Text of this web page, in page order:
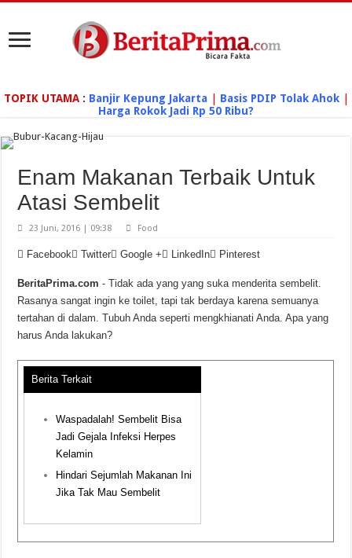
TOPIK UTAMA: Banjir Kepung Jakarta Basis PDIP Tolak Ahok
Harga Rokok Jadi Rp 50 Ribu?
Enam Makanan Terbaik Untuk
Atasi Sembelit
23 Juni, 2016 | 09:38 Food
Facebook Twitter Google + LinkedIn Pinterest
BeritaPrima.com - Tidak ada yang yang suka menderita sembelit.
Rasanya sangat ingin ke toilet, tapi tak berdaya karena semuanya
tertahan di dalam. Tubuh Anda seperti mengkhianati Anda. Apa yang
harus Anda lakukan?
Berita Terkait
Waspadalah! Sembelit Bisa
Jadi Gejala Infeksi Herpes
Kelamin
Hindari Sejumlah Makanan Ini
Jika Tak Mau Sembelit